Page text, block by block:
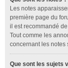
Les notes
première page du
il est recommandé
Tout comme les
concernant les notes
Que sont les sujets